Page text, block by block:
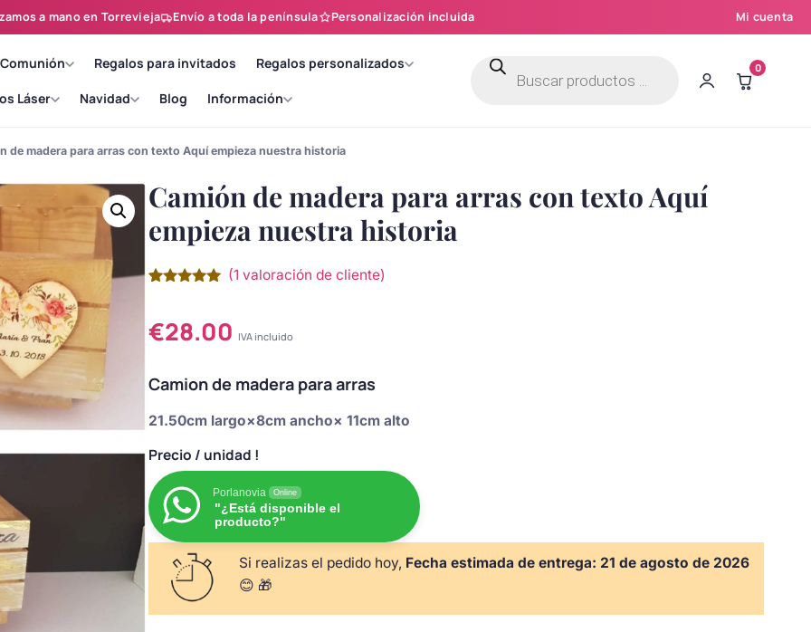
a mano en Torrevieja Envío a toda la península Personalización incluida Mi cuenta
Regalos para invitados Regalos personalizados
Láser Navidad Blog Información
Búsqueda
productos
0
de madera para arras con texto Aquí empieza nuestra historia
Camión de madera para arras con texto Aquí
empieza nuestra historia
5 en base
avaloración
(1 valoración de cliente)
€28.00 IVA incluido
Camion de madera para arras
21.50cm largo×8cm ancho× 11cm alto
Precio / unidad !
Porlanovia Online
"¿Está disponible el
producto?"
Si realizas el pedido hoy, Fecha estimada de entrega: 21 de agosto de 2026
😊 🎁